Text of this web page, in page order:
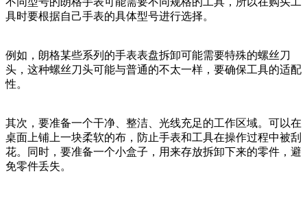
具时要根据自己手表的具体型号进行选择。
例如，朗格某些系列的手表表盘拆卸可能需要特殊的螺丝刀
头，这种螺丝刀头可能与普通的不太一样，要确保工具的适配
性。
其次，要准备一个干净、整洁、光线充足的工作区域。可以在
桌面上铺上一块柔软的布，防止手表和工具在操作过程中被刮
花。同时，要准备一个小盒子，用来存放拆卸下来的零件，避
免零件丢失。